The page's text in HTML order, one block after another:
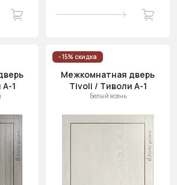
1
- 15% скидка
Межкомнатная дверь
Tivoli / Тиволи А-1
Белый ясень